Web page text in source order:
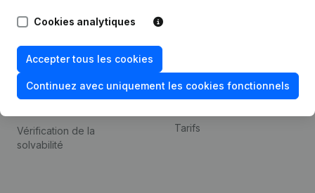
Cookies analytiques
Accepter tous les cookies
Continuez avec uniquement les cookies fonctionnels
de la fraude
Consulter des comptes
annuels
Recherche de numéro de
Vérification de la
solvabilité
Contact
Tarifs